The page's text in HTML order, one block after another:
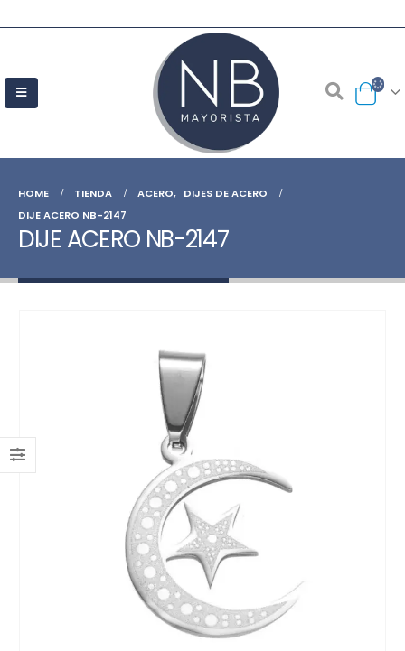
HOME TIENDA ACERO, DIJES DE ACERO
DIJE ACERO NB-2147
DIJE ACERO NB-2147